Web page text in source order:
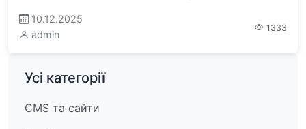
10.12.2025
admin
1333
Усі категорії
CMS та сайти